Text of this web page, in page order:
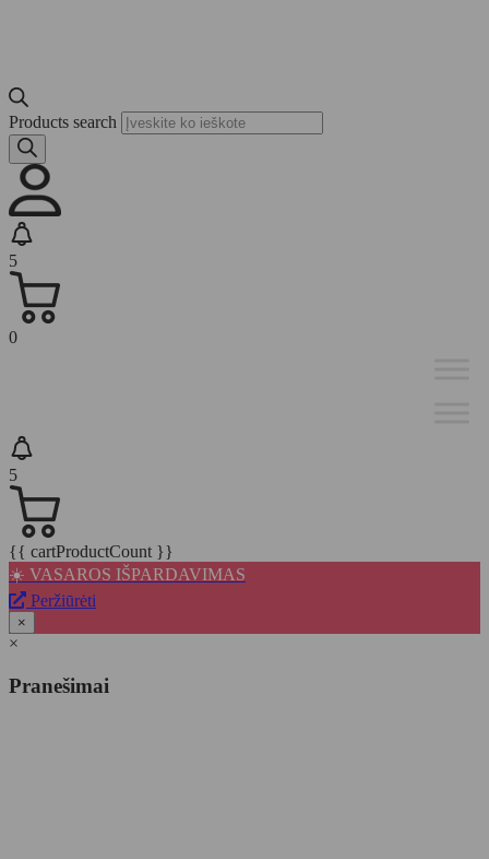
Products search
5
0
5
{{ cartProductCount }}
☀️ VASAROS IŠPARDAVIMAS
Peržiūrėti
×
×
Pranešimai